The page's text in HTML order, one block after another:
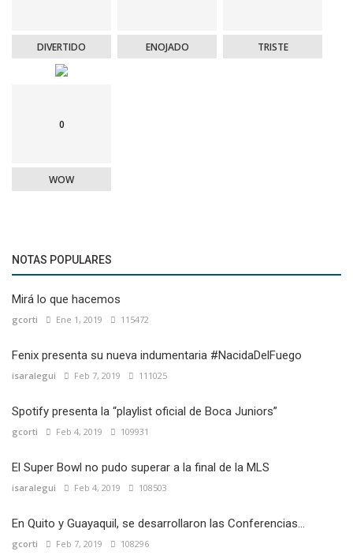
DIVERTIDO ENOJADO TRISTE
0
WOW
NOTAS POPULARES
Mirá lo que hacemos
gcorti Ene 1, 2019 115472
Fenix presenta su nueva indumentaria #NacidaDelFuego
isaralegui Feb 7, 2019 111025
Spotify presenta la “playlist oficial de Boca Juniors”
gcorti Feb 4, 2019 109931
El Super Bowl no pudo superar a la final de la MLS
isaralegui Feb 4, 2019 108503
En Quito y Guayaquil, se desarrollaron las Conferencias...
gcorti Feb 7, 2019 108296